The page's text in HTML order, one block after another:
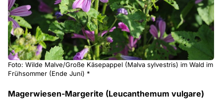
Foto: Wilde Malve/Große Käsepappel (Malva sylvestris) im Wald im
Frühsommer (Ende Juni) *
Magerwiesen-Margerite (Leucanthemum vulgare)